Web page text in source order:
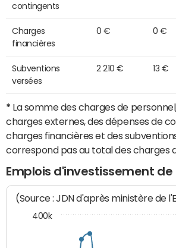
contingents
Charges
financières
0 € 0 €
Subventions
versées
2 210 € 13 €
* La somme des charges de
charges externes, des dépenses de
charges financières et des
correspond pas au total des charges
Emplois d'investissement de
(Source : JDN d'après ministère de
400k